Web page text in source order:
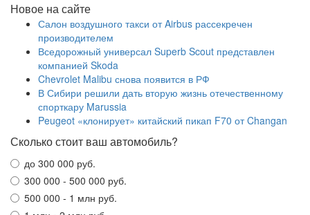
Новое на сайте
Салон воздушного такси от Airbus рассекречен
производителем
Вседорожный универсал Superb Scout представлен
компанией Skoda
Chevrolet Malibu снова появится в РФ
В Сибири решили дать вторую жизнь отечественному
спорткару Marussia
Peugeot «клонирует» китайский пикап F70 от Changan
Сколько стоит ваш автомобиль?
до 300 000 руб.
300 000 - 500 000 руб.
500 000 - 1 млн руб.